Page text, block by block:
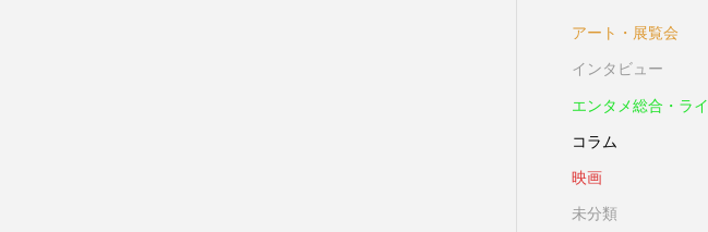
アート・展覧会
インタビュー
エンタメ総合・ラ
コラム
映画
未分類